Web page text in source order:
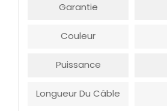
Garantie
Couleur
Puissance
Longueur Du Câble